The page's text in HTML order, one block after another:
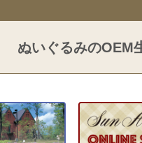
ぬいぐるみのOEM